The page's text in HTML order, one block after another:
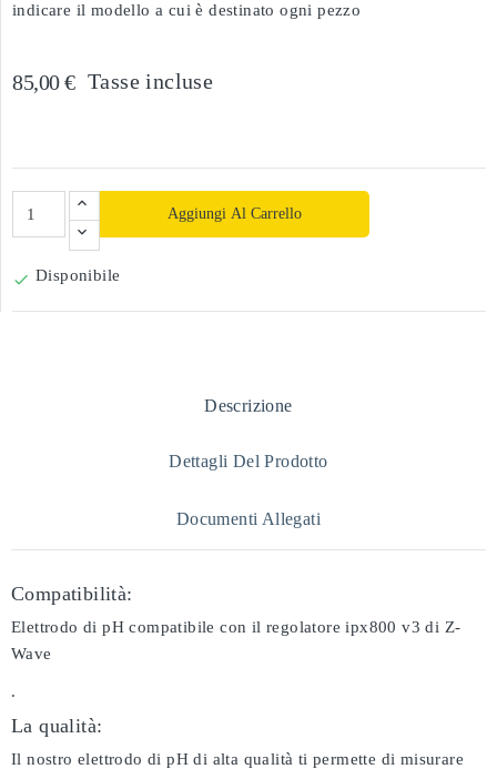
indicare il modello a cui è destinato ogni pezzo
85,00 € Tasse incluse
Aggiungi Al Carrello
 Disponibile
Descrizione
Dettagli Del Prodotto
Documenti Allegati
Compatibilità:
Elettrodo di pH compatibile con il regolatore ipx800 v3 di Z-
Wave
.
La qualità:
Il nostro elettrodo di pH di alta qualità ti permette di misurare